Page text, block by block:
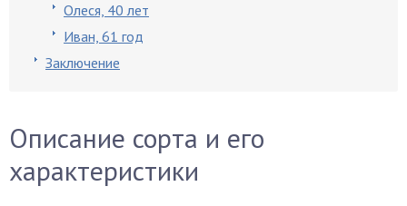
Олеся, 40 лет
Иван, 61 год
Заключение
Описание сорта и его
характеристики